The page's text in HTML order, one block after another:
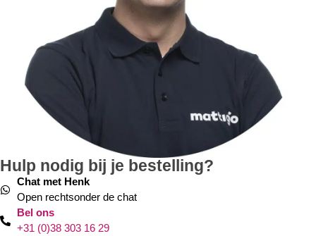
Hulp nodig bij je bestelling?
Chat met Henk
Open rechtsonder de chat
Bel ons
+31 (0)38 303 16 29